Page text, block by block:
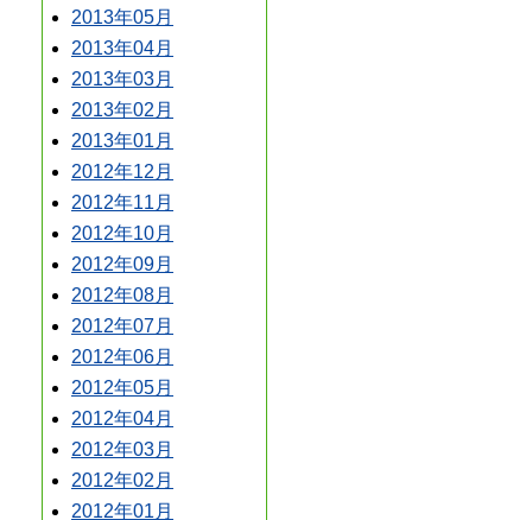
2013年05月
2013年04月
2013年03月
2013年02月
2013年01月
2012年12月
2012年11月
2012年10月
2012年09月
2012年08月
2012年07月
2012年06月
2012年05月
2012年04月
2012年03月
2012年02月
2012年01月